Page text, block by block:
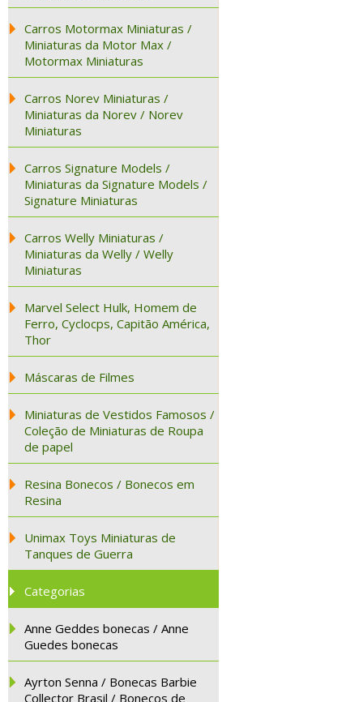
Carros Motormax Miniaturas /
Miniaturas da Motor Max /
Motormax Miniaturas
Carros Norev Miniaturas /
Miniaturas da Norev / Norev
Miniaturas
Carros Signature Models /
Miniaturas da Signature Models /
Signature Miniaturas
Carros Welly Miniaturas /
Miniaturas da Welly / Welly
Miniaturas
Marvel Select Hulk, Homem de
Ferro, Cyclocps, Capitão América,
Thor
Máscaras de Filmes
Miniaturas de Vestidos Famosos /
Coleção de Miniaturas de Roupa
de papel
Resina Bonecos / Bonecos em
Resina
Unimax Toys Miniaturas de
Tanques de Guerra
Categorias
Anne Geddes bonecas / Anne
Guedes bonecas
Ayrton Senna / Bonecas Barbie
Collector Brasil / Bonecos de